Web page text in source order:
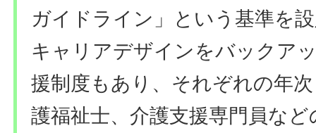
ガイドライン」という基準を
キャリアデザインをバックア
援制度もあり、それぞれの年
護福祉士、介護支援専門員な